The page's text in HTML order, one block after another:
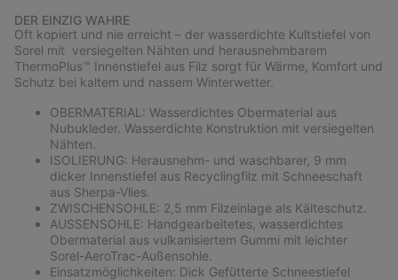
section
DER EINZIG WAHRE
Oft kopiert und nie erreicht – der wasserdichte Kultstiefel von
Sorel mit versiegelten Nähten und herausnehmbarem
ThermoPlus™ Innenstiefel aus Filz sorgt für Wärme, Komfort und
Schutz bei kaltem und nassem Winterwetter.
OBERMATERIAL: Wasserdichtes Obermaterial aus
Nubukleder. Wasserdichte Konstruktion mit versiegelten
Nähten.
ISOLIERUNG: Herausnehm- und waschbarer, 9 mm
dicker Innenstiefel aus Recyclingfilz mit Schneeschaft
aus Sherpa-Vlies.
ZWISCHENSOHLE: 2,5 mm Filzeinlage als Kälteschutz.
AUSSENSOHLE: Handgearbeitetes, wasserdichtes
Obermaterial aus vulkanisiertem Gummi mit leichter
Sorel-AeroTrac-Außensohle.
Einsatzmöglichkeiten: Dick Gefütterte Schneestiefel